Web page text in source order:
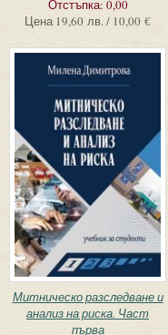
Отстъпка: 0,00
Цена 19,60 лв. / 10,00 €
Митническо разследване и
анализ на риска. Част
първа